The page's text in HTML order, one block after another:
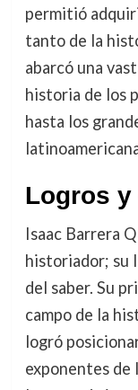
permitió
tanto de la
abarcó una
historia de los
hasta los
Logros
Isaac Barrera
historiador; su
del saber. Su
campo de la
logró
exponentes de